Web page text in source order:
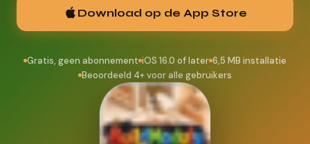
Download op de App Store
Gratis, geen abonnement iOS 16.0 of later 6,5 MB installatie
Beoordeeld 4+ voor alle gebruikers